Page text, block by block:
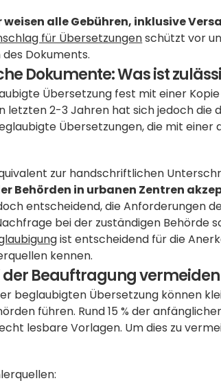
alle Gebühren, inklusive
für Übersetzungen schützt vor
Dokuments.
Dokumente: Was ist
Übersetzung fest mit einer
letzten 2-3 Jahren hat sich jedoch
Übersetzungen, die mit einer
zur handschriftlichen
Behörden in urbanen Zentren
entscheidend, die Anforderungen
bei der zuständigen Behörde
ist entscheidend für die
kennen.
der Beauftragung vermeiden
beglaubigten Übersetzung können
führen. Rund 15 % der
lesbare Vorlagen. Um dies zu